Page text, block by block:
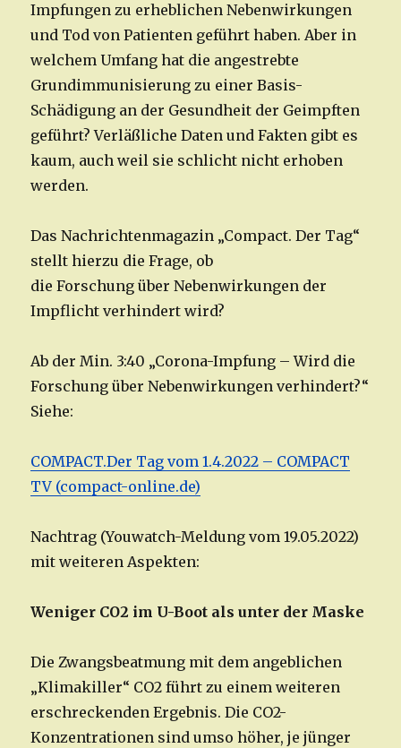
Impfungen zu erheblichen Nebenwirkungen
und Tod von Patienten geführt haben. Aber in
welchem Umfang hat die angestrebte
Grundimmunisierung zu einer Basis-
Schädigung an der Gesundheit der Geimpften
geführt? Verläßliche Daten und Fakten gibt es
kaum, auch weil sie schlicht nicht erhoben
werden.
Das Nachrichtenmagazin „Compact. Der Tag“
stellt hierzu die Frage, ob
die Forschung über Nebenwirkungen der
Impflicht verhindert wird?
Ab der Min. 3:40 „Corona-Impfung – Wird die
Forschung über Nebenwirkungen verhindert?“
Siehe:
COMPACT.Der Tag vom 1.4.2022 – COMPACT
TV (compact-online.de)
Nachtrag (Youwatch-Meldung vom 19.05.2022)
mit weiteren Aspekten:
Weniger CO2 im U-Boot als unter der Maske
Die Zwangsbeatmung mit dem angeblichen
„Klimakiller“ CO2 führt zu einem weiteren
erschreckenden Ergebnis. Die CO2-
Konzentrationen sind umso höher, je jünger